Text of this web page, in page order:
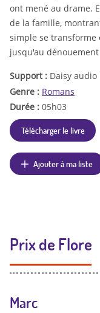
ont mené au drame.
de la famille,
simple se
jusqu'au
Support : Daisy
Genre : Romans
Durée : 05h03
Télécharger le livre
Ajouter à ma liste
Prix de Flore
Marc